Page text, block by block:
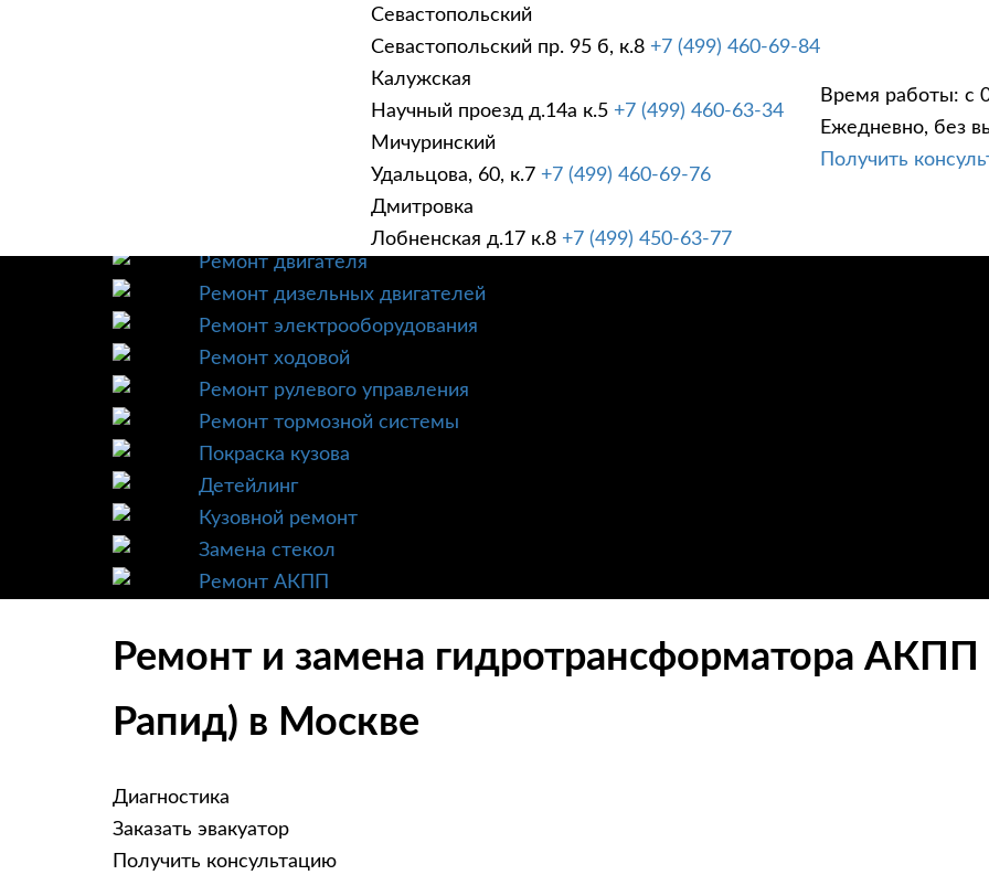
Севастопольский
Севастопольский пр. 95 б, к.8 +7 (499) 460-69-84
Калужская
Научный проезд д.14а к.5 +7 (499) 460-63-34
Мичуринский
Удальцова, 60, к.7 +7 (499) 460-69-76
Дмитровка
Лобненская д.17 к.8 +7 (499) 450-63-77
Время работы: с
Ежедневно, без
Получить
УСЛУГИ
Техническое обслуживание
Ремонт трансмиссии
Ремонт двигателя
Ремонт дизельных двигателей
Ремонт электрооборудования
Ремонт ходовой
Ремонт рулевого управления
Ремонт тормозной системы
Покраска кузова
Детейлинг
Кузовной ремонт
Замена стекол
Ремонт АКПП
Ремонт и замена гидротрансформатора
Рапид) в Москве
Диагностика
Заказать эвакуатор
Получить консультацию